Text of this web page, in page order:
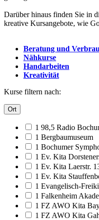
Darüber hinaus finden Sie in
kreative Kursangebote, wie
Beratung und
Nähkurse
Handarbeiten
Kreativität
Kurse filtern nach:
Ort
1 98,5 Radio
1 Bergbaumuseum
1 Bochumer
1 Ev. Kita
1 Ev. Kita Laerstr.
1 Ev. Kita
1 Evangelisch-
1 Falkenheim
1 FZ AWO Kita
1 FZ AWO Kita